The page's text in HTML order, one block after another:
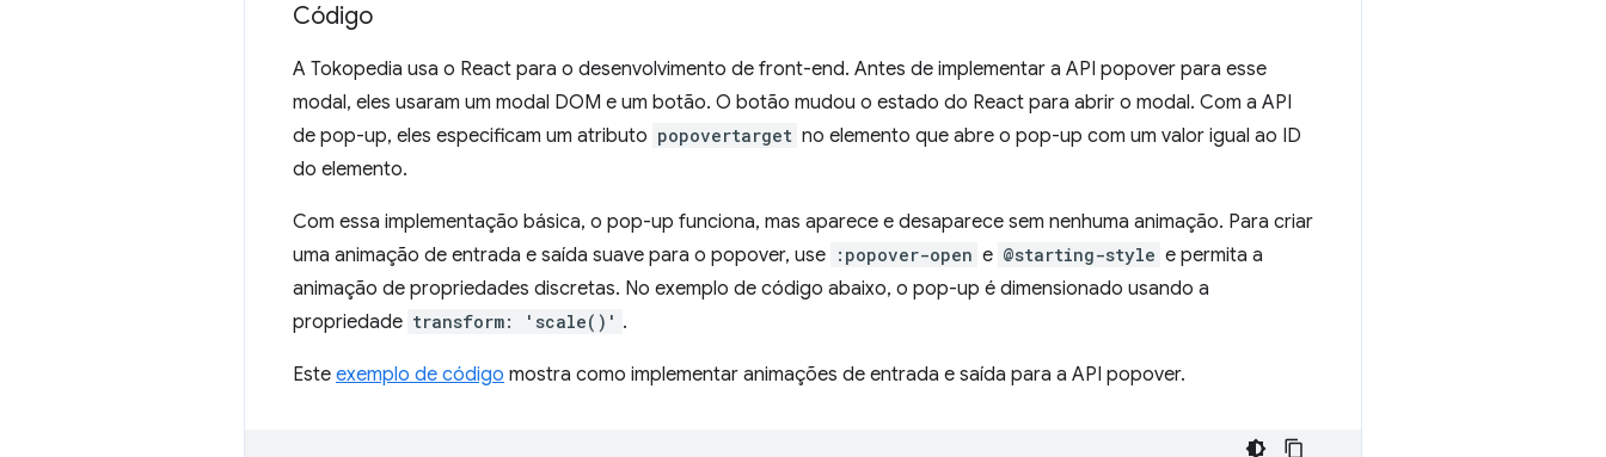
Código
A Tokopedia usa o React para o desenvolvimento de front-end. Antes de implementar a API popover para esse
modal, eles usaram um modal DOM e um botão. O botão mudou o estado do React para abrir o modal. Com a API
de pop-up, eles especificam um atributo popovertarget no elemento que abre o pop-up com um valor igual ao ID
do elemento.
Com essa implementação básica, o pop-up funciona, mas aparece e desaparece sem nenhuma animação. Para criar
uma animação de entrada e saída suave para o popover, use :popover-open e @starting-style e permita a
animação de propriedades discretas. No exemplo de código abaixo, o pop-up é dimensionado usando a
propriedade transform: 'scale()' .
Este exemplo de código mostra como implementar animações de entrada e saída para a API popover.